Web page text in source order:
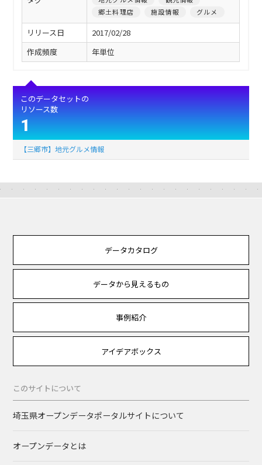
郷土料理店
施設情報 グルメ
リリース日
2017/02/28
作成頻度
年単位
このデータセットの
リソース数
1
【三郷市】地元グルメ情報
データカタログ
データから見えるもの
事例紹介
アイデアボックス
このサイトについて
埼玉県オープンデータポータルサイトについて
オープンデータとは